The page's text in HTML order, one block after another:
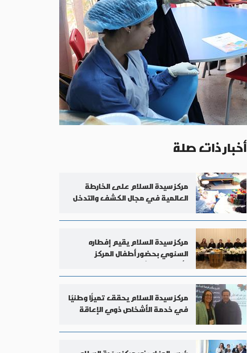
أخبار ذات صلة
مركز سيدة السلام على الخارطة
العالمية في مجال الكشف والتدخل
مركز سيدة السلام يقيم إفطاره
السنوي بحضور أطفال المركز
وأهاليهم وشركائه
مركز سيدة السلام يحقق تميزًا وطنيًا
في خدمة الأشخاص ذوي الإعاقة